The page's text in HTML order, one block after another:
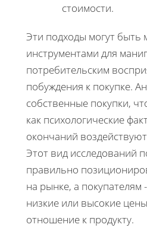
стоимости.
Эти подходы могут
инструментами для
потребительским
побуждения к покупке.
собственные покупки,
как психологические
окончаний
Этот вид исследований
правильно
на рынке, а покупателям
низкие или высокие
отношение к продукту.